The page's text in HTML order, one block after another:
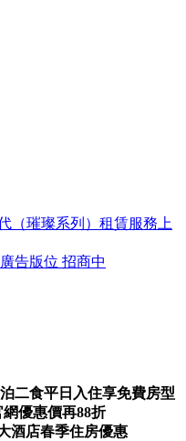
（璀璨系列）租賃服務上
告版位 招商中
二食平日入住享免費房型
優惠價再88折
酒店春季住房優惠